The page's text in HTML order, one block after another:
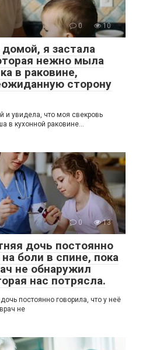
0 10
я застала
нежно мыла
в раковине,
сторону
и увидела, что моя свекровь
в кухонной раковине…
0 13
дочь постоянно
боли в спине, пока
не обнаружил
нас потрясла.
постоянно говорила, что у неё
не